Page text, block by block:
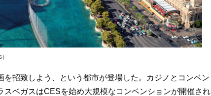
招致しよう、という都市が登場した。カジノとコンベン
スベガスはCESを始め大規模なコンベンションが開催され